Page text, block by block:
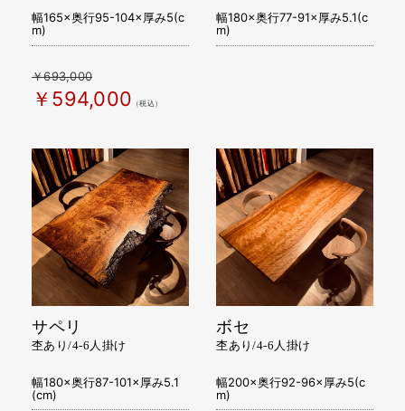
幅165×奥行95-104×厚み5(c
m)
￥693,000
￥594,000 （税込）
幅180×奥行77-91×厚み5.1(c
m)
サペリ
杢あり/4-6人掛け
幅180×奥行87-101×厚み5.1
(cm)
ボセ
杢あり/4-6人掛け
幅200×奥行92-96×厚み5(c
m)